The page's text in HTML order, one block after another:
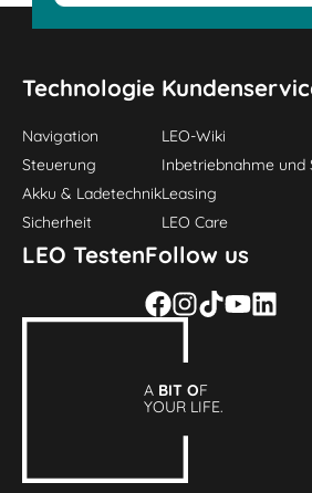
Technologie
Navigation
Steuerung
Akku & Ladetechnik
Sicherheit
LEO-Wiki
Inbetriebnahme und
Leasing
LEO Care
LEO TestenFollow us
A BIT OF
YOUR LIFE.